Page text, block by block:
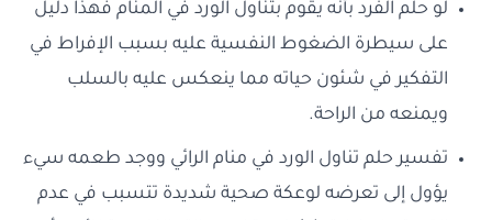
لو حلم الفرد بأنه يقوم بتناول الورد في المنام فهذا دليل
على سيطرة الضغوط النفسية عليه بسبب الإفراط في
التفكير في شئون حياته مما ينعكس عليه بالسلب
ويمنعه من الراحة.
تفسير حلم تناول الورد في منام الرائي ووجد طعمه سيء
يؤول إلى تعرضه لوعكة صحية شديدة تتسبب في عدم